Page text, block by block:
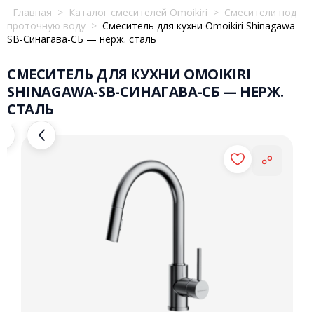
Главная > Каталог смесителей Omoikiri > Смесители под
проточную воду > Смеситель для кухни Omoikiri Shinagawa-
SB-Синагава-СБ — нерж. сталь
СМЕСИТЕЛЬ ДЛЯ КУХНИ OMOIKIRI
SHINAGAWA-SB-СИНАГАВА-СБ — НЕРЖ.
СТАЛЬ